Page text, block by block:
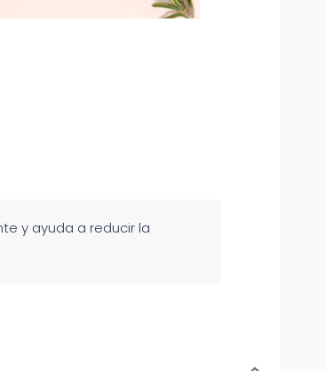
y ayuda a reducir la